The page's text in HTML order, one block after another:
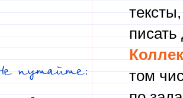
путайте:
писать
том